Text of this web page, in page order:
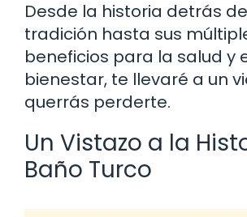
Desde la historia detrás
tradición hasta sus
beneficios para la salud y
bienestar, te llevaré a un
querrás perderte.
Un Vistazo a la
Baño Turco